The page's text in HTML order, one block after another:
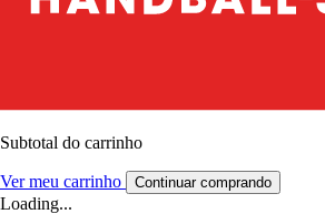
Subtotal do carrinho
Ver meu carrinho Continuar comprando
Loading...